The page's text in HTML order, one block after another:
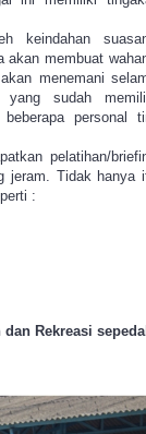
keindahan
akan membuat
menemani
yang sudah
personal
pelatihan/
jeram. Tidak hanya
:
Rekreasi